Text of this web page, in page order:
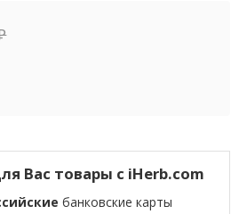
Вас товары с iHerb.com
банковские карты